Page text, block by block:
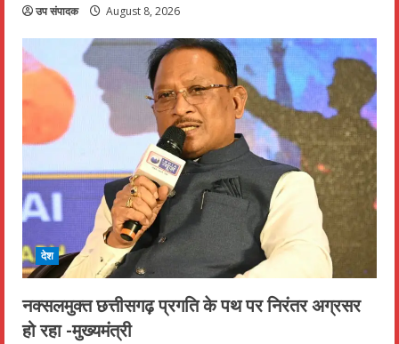
उप संपादक August 8, 2026
देश
नक्सलमुक्त छत्तीसगढ़ प्रगति के पथ पर निरंतर अग्रसर
हो रहा -मुख्यमंत्री